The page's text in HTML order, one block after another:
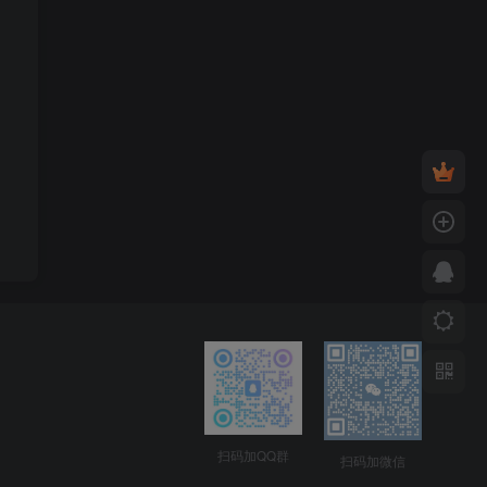
扫码加QQ群 扫码加微信